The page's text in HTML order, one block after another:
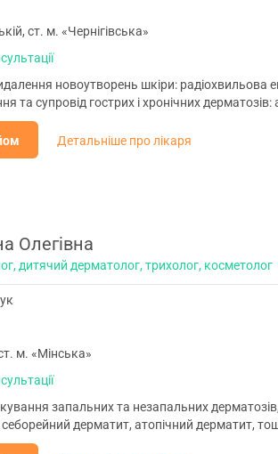
ст. м. «Чернігівська»
новоутворень шкіри: радіохвильова
та супровід гострих і хронічних
Детальніше про лікаря
Олегівна
дитячий дерматолог, трихолог, косметолог
м. «Мінська»
запальних та незапальних
себорейний дерматит, атопічний дерматит,